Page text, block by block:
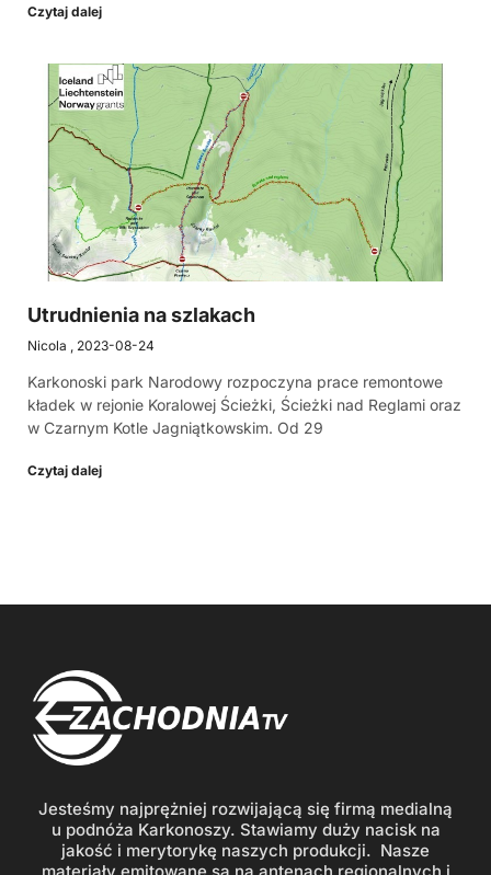
Czytaj dalej
Utrudnienia na szlakach
Nicola 2023-08-24
Karkonoski park Narodowy rozpoczyna prace remontowe
kładek w rejonie Koralowej Ścieżki, Ścieżki nad Reglami oraz
w Czarnym Kotle Jagniątkowskim. Od 29
Czytaj dalej
Jesteśmy najprężniej rozwijającą się firmą medialną
u podnóża Karkonoszy. Stawiamy duży nacisk na
jakość i merytorykę naszych produkcji. Nasze